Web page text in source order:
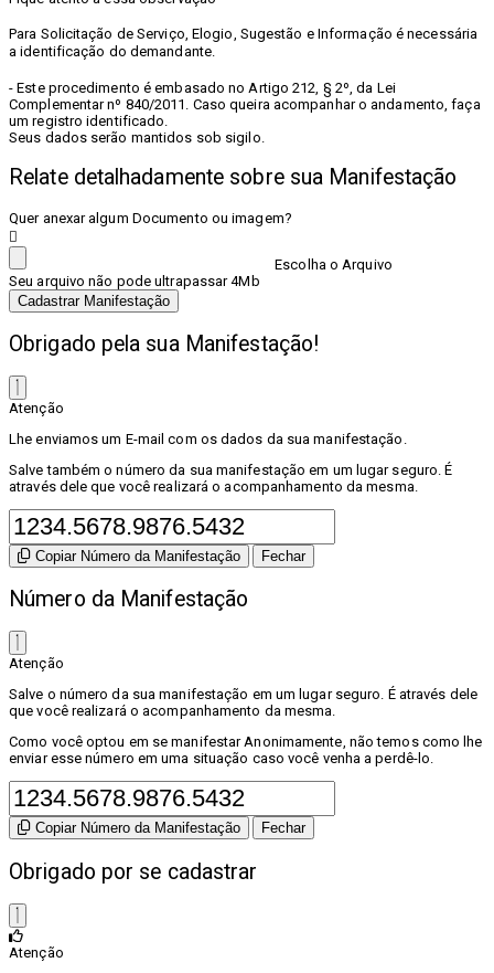
Para Solicitação de Serviço, Elogio, Sugestão e Informação é necessária
a identificação do demandante.
- Este procedimento é embasado no Artigo 212, § 2º, da Lei
Complementar nº 840/2011. Caso queira acompanhar o andamento, faça
um registro identificado.
Seus dados serão mantidos sob sigilo.
Relate detalhadamente sobre sua Manifestação
Quer anexar algum Documento ou imagem?
Escolha o Arquivo
Seu arquivo não pode ultrapassar 4Mb
Cadastrar Manifestação
Obrigado pela sua Manifestação!
Atenção
Lhe enviamos um E-mail com os dados da sua manifestação.
Salve também o número da sua manifestação em um lugar seguro. É
através dele que você realizará o acompanhamento da mesma.
Copiar Número da Manifestação Fechar
Número da Manifestação
Atenção
Salve o número da sua manifestação em um lugar seguro. É através dele
que você realizará o acompanhamento da mesma.
Como você optou em se manifestar Anonimamente, não temos como lhe
enviar esse número em uma situação caso você venha a perdê-lo.
Copiar Número da Manifestação Fechar
Obrigado por se cadastrar
Atenção